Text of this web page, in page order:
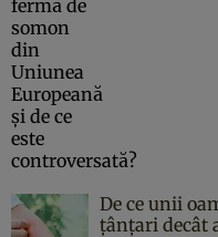
De ce unii
țânțari decât